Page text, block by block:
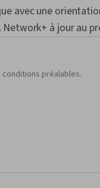
données,
de
avec une
à jour au
conditions préalables.